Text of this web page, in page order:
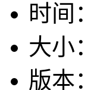
时间：
大小：
版本：